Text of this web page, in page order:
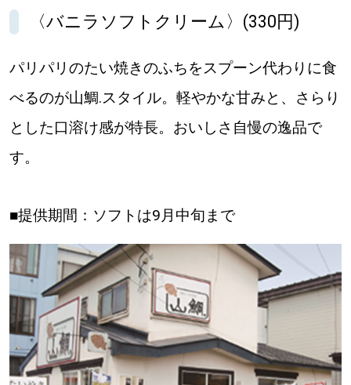
〈バニラソフトクリーム〉(330円)
パリパリのたい焼きのふちをスプーン代わりに食
べるのが山鯛.スタイル。軽やかな甘みと、さらり
とした口溶け感が特長。おいしさ自慢の逸品で
す。
■提供期間：ソフトは9月中旬まで